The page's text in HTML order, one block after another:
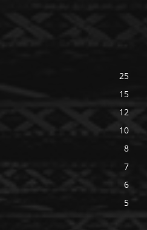
25
15
12
10
8
7
6
5